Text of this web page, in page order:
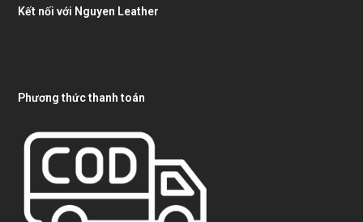
Kết nối với Nguyen Leather
Phương thức thanh toán